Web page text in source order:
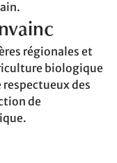
régionales et
biologique
des
de